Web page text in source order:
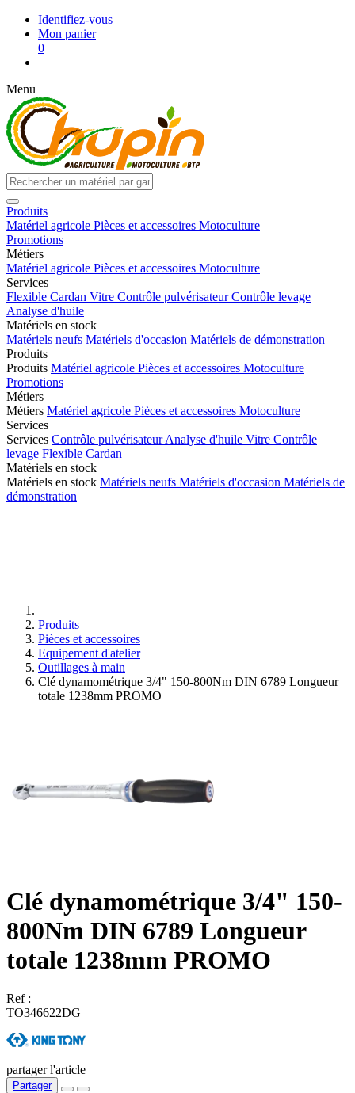
Identifiez-vous
Mon panier
0
Menu
Produits
Matériel agricole Pièces et accessoires Motoculture
Promotions
Métiers
Matériel agricole Pièces et accessoires Motoculture
Services
Flexible Cardan Vitre Contrôle pulvérisateurContrôle levage
Analyse d'huile
Matériels en stock
Matériels neufs Matériels d'occasion Matériels de démonstration
Produits
Produits Matériel agricole Pièces et accessoires Motoculture
Promotions
Métiers
Métiers Matériel agricole Pièces et accessoires Motoculture
Services
Services Contrôle pulvérisateurAnalyse d'huile Vitre Contrôle
levage Flexible Cardan
Matériels en stock
Matériels en stock Matériels neufs Matériels d'occasion Matériels de
démonstration
Produits
Pièces et accessoires
Equipement d'atelier
Outillages à main
Clé dynamométrique 3/4" 150-800Nm DIN 6789 Longueur
totale 1238mm PROMO
Clé dynamométrique 3/4" 150-
800Nm DIN 6789 Longueur
totale 1238mm PROMO
Ref :
TO346622DG
partager l'article
Partager